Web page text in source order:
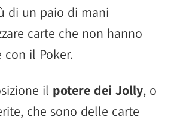
di un paio di mani
carte che non hanno
il Poker.
il potere dei Jolly, o
che sono delle carte